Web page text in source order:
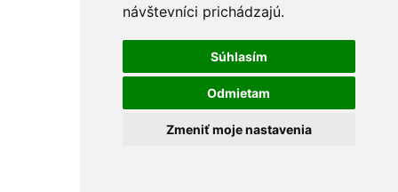
návštevníci prichádzajú.
Súhlasím
Odmietam
Zmeniť moje nastavenia